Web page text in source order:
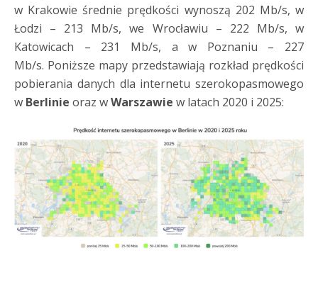
w Krakowie średnie prędkości wynoszą 202 Mb/s, w
Łodzi – 213 Mb/s, we Wrocławiu – 222 Mb/s, w
Katowicach – 231 Mb/s, a w Poznaniu – 227
Mb/s. Poniższe mapy przedstawiają rozkład prędkości
pobierania danych dla internetu szerokopasmowego
w Berlinie oraz wWarszawie w latach 2020 i 2025: